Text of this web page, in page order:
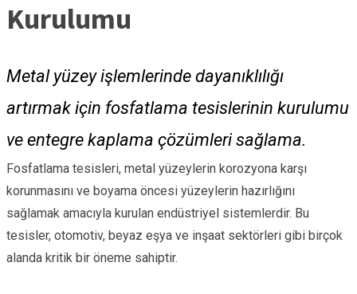
Kurulumu
Metal yüzey işlemlerinde dayanıklılığı
artırmak için fosfatlama tesislerinin kurulumu
ve entegre kaplama çözümleri sağlama.
Fosfatlama tesisleri, metal yüzeylerin korozyona karşı
korunmasını ve boyama öncesi yüzeylerin hazırlığını
sağlamak amacıyla kurulan endüstriyel sistemlerdir. Bu
tesisler, otomotiv, beyaz eşya ve inşaat sektörleri gibi birçok
alanda kritik bir öneme sahiptir.